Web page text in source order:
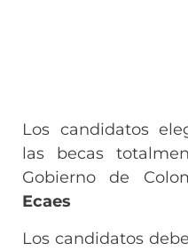
Los candidatos
las becas
Gobierno de
Ecaes
Los candidatos